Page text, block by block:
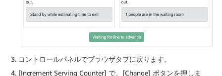
コントロールパネルでブラウザタブに戻ります。
[Increment Serving Counter] で、[Change] ボタンを押しま